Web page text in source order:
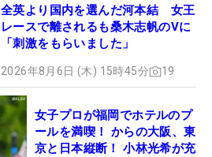
全英より国内を選んだ河本結 女王
レースで離されるも桑木志帆のVに
「刺激をもらいました」
2026年8月6日 (木) 15時45分 19
女子プロが福岡でホテルのプ
ールを満喫！ からの大阪、東
京と日本縦断！ 小林光希が充